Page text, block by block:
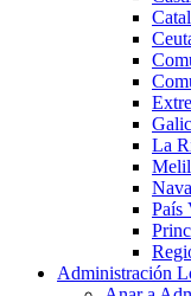
La
País
Administración